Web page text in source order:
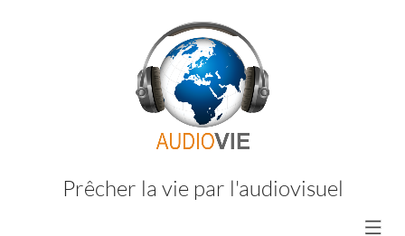
Prêcher la vie par l'audiovisuel